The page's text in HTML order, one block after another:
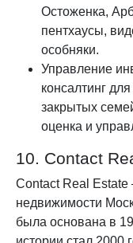
Остоженка,
пентхаусы,
особняки.
Управление
консалтинг
закрытых
оценка и
10. Contact
Contact Real Estate
недвижимости
была основана в